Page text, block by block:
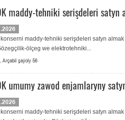
maddy-tehniki serişdeleri
konserni maddy-tehniki serişdeleri satyn
ölçeg we elektrotehniki...
Arçabil şaýoly 56
umumy zawod enjamlaryny
konserni maddy-tehniki serişdeleri satyn